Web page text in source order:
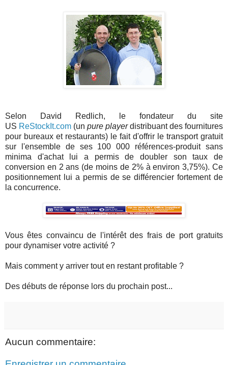
Selon David Redlich, le fondateur du site
US ReStockIt.com (un pure playerdistribuant des fournitures
pour bureaux et restaurants) le fait d'offrir le transport gratuit
sur l'ensemble de ses 100 000 références-produit sans
minima d'achat lui a permis de doubler son taux de
conversion en 2 ans (de moins de 2% à environ 3,75%). Ce
positionnement lui a permis de se différencier fortement de
la concurrence.
Vous êtes convaincu de l'intérêt des frais de port gratuits
pour dynamiser votre activité ?
Mais comment y arriver tout en restant profitable ?
Des débuts de réponse lors du prochain post...
Aucun commentaire: